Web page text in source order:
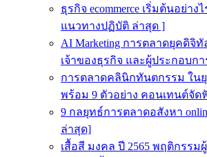
ธุรกิจ ecommerce เริ่มต้นอย่าง
แนวทางปฏิบัติ ล่าสุด ]
AI Marketing การตลาดยุคดิจิ
เจ้าของธุรกิจ และผู้ประกอบก
การตลาดคลินิกทันตกรรม ในยุ
พร้อม 9 ตัวอย่าง คอนเทนต์จัด
9 กลยุทธ์การตลาดอสังหา
ล่าสุด]
เสื้อสี มงคล ปี 2565 พฤติกรรม